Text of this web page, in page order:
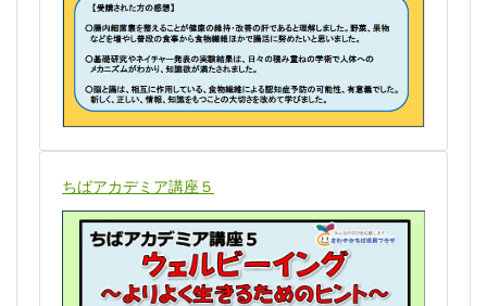
ちばアカデミア講座５